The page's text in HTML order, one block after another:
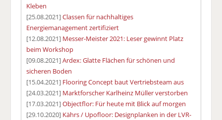
Kleben
[25.08.2021]Classen für nachhaltiges
Energiemanagement zertifiziert
[12.08.2021] Messer-Meister 2021: Leser gewinnt Platz
beim Workshop
[09.08.2021]Ardex: Glatte Flächen für schönen und
sicheren Boden
[15.04.2021] Flooring Concept baut Vertriebsteam aus
[24.03.2021] Marktforscher Karlheinz Müller verstorben
[17.03.2021]Objectflor: Für heute mit Blick auf morgen
[29.10.2020] Kährs / Upofloor: Designplanken in der LVR-